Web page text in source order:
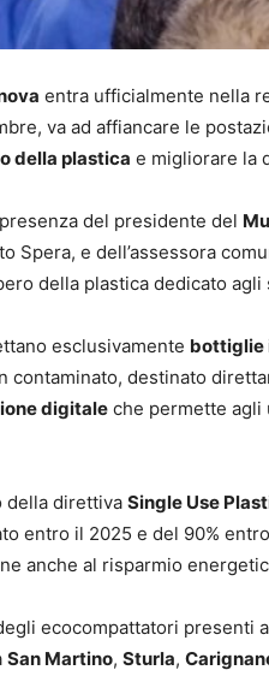
entra ufficialmente nella
va ad affiancare le
della plastica e migliorare la
del presidente del
Spera, e dell’assessora
della plastica dedicato
esclusivamente bottiglie
contaminato, destinato
digitale che permette agli
della direttiva Single Use
entro il 2025 e del 90%
anche al risparmio
ecocompattatori presenti
San Martino, Sturla,